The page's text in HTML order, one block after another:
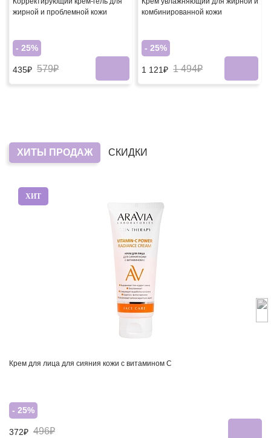
жирной и проблемной кожи
- 25%
435₽ 579₽
комбинированной кожи
- 25%
1 121₽ 1 494₽
ХИТЫ ПРОДАЖ СКИДКИ
ХИТ
Крем для лица для сияния кожи с витамином С
- 25%
372₽ 496₽